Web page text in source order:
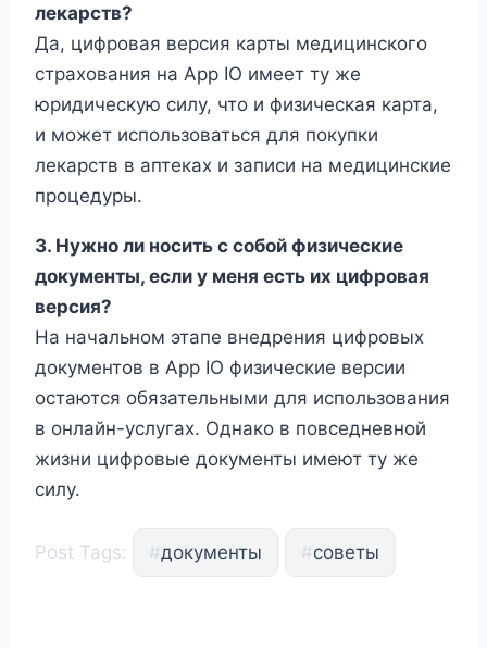
лекарств?
Да, цифровая версия карты медицинского
страхования на App IO имеет ту же
юридическую силу, что и физическая карта,
и может использоваться для покупки
лекарств в аптеках и записи на медицинские
процедуры.
3. Нужно ли носить с собой физические
документы, если у меня есть их цифровая
версия?
На начальном этапе внедрения цифровых
документов в App IO физические версии
остаются обязательными для использования
в онлайн-услугах. Однако в повседневной
жизни цифровые документы имеют ту же
силу.
Post Tags: #документы #советы